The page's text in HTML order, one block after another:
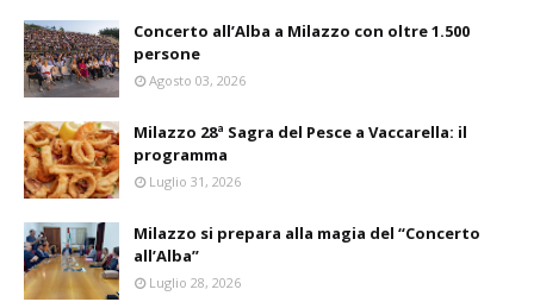
Concerto all’Alba a Milazzo con oltre 1.500
persone
Agosto 03, 2026
Milazzo 28ª Sagra del Pesce a Vaccarella: il
programma
Luglio 31, 2026
Milazzo si prepara alla magia del “Concerto
all’Alba”
Luglio 28, 2026